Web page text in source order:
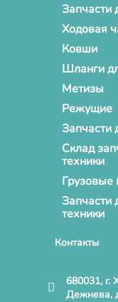
Запчасти
Ходовая
Ковши
Шланги
Метизы
Режущие
Запчасти
Склад
техники
Запчасти
техники
Контакты
680031, г.
Дежнева,